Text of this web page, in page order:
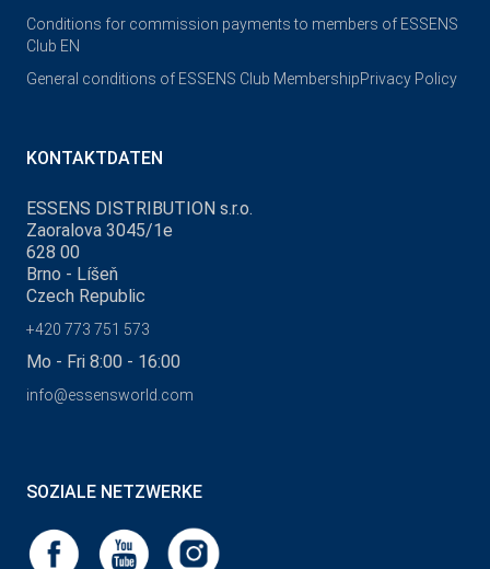
Conditions for commission payments to members of ESSENS
Club EN
General conditions of ESSENS Club MembershipPrivacy Policy
KONTAKTDATEN
ESSENS DISTRIBUTION s.r.o.
Zaoralova 3045/1e
628 00
Brno - Líšeň
Czech Republic
+420 773 751 573
Mo - Fri 8:00 - 16:00
info@essensworld.com
SOZIALE NETZWERKE